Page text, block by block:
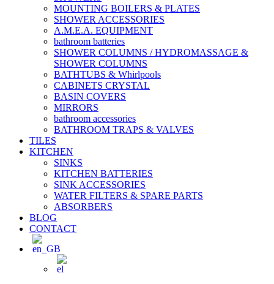
MOUNTING BOILERS & PLATES
SHOWER ACCESSORIES
A.M.E.A. EQUIPMENT
bathroom batteries
SHOWER COLUMNS / HYDROMASSAGE &
SHOWER COLUMNS
BATHTUBS & Whirlpools
CABINETS CRYSTAL
BASIN COVERS
MIRRORS
bathroom accessories
BATHROOM TRAPS & VALVES
TILES
KITCHEN
SINKS
KITCHEN BATTERIES
SINK ACCESSORIES
WATER FILTERS & SPARE PARTS
ABSORBERS
BLOG
CONTACT